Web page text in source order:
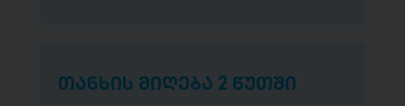
თანხის მიღება 2 წუთში